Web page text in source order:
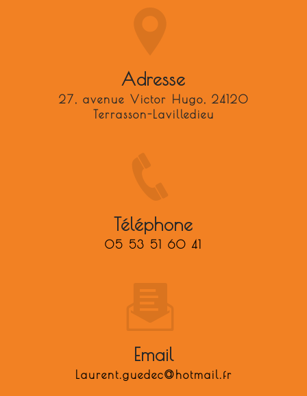
Adresse
27, avenue Victor Hugo, 24120
Terrasson-Lavilledieu
Téléphone
05 53 51 60 41
Email
laurent.guedec@hotmail.fr